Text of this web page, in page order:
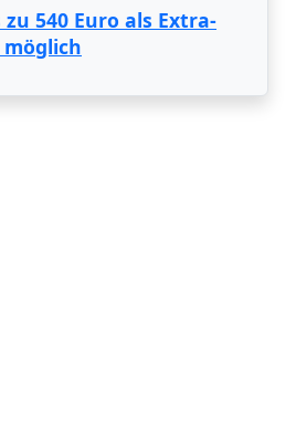
zu 540 Euro als Extra-